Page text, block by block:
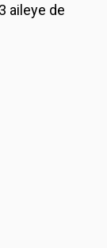
aileye de